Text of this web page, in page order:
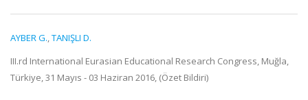
AYBER G.,TANIŞLI D.
III.rd International Eurasian Educational Research Congress, Muğla,
Türkiye, 31 Mayıs - 03 Haziran 2016, (Özet Bildiri)